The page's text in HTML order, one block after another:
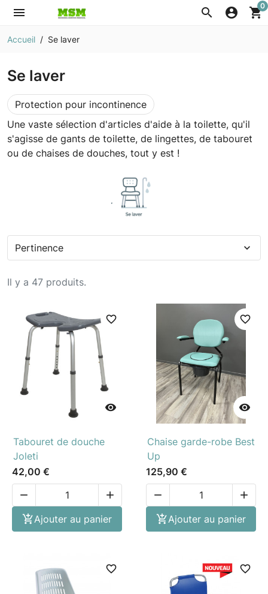
search
menu account_circle shopping_cart0
Accueil Se laver
Se laver
Protection pour incontinence
Une vaste sélection d'articles d'aide à la toilette, qu'il
s'agisse de gants de toilette, de lingettes, de tabouret
ou de chaises de douches, tout y est !
Il y a 47 produits.
Pertinence expand_more

favorite_border
Tabouret de douche
Joleti
42,00 €


Ajouter au panier

favorite_border
Chaise garde-robe Best
Up
125,90 €


Ajouter au panier
favorite_border favorite_border